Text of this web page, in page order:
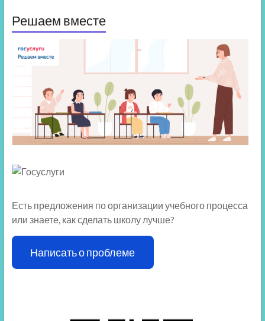
Решаем вместе
Есть предложения по организации учебного процесса
или знаете, как сделать школу лучше?
Написать о проблеме